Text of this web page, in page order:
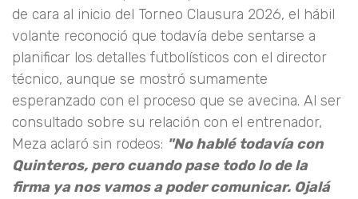
de cara al inicio del Torneo Clausura 2026, el hábil
volante reconoció que todavía debe sentarse a
planificar los detalles futbolísticos con el director
técnico, aunque se mostró sumamente
esperanzado con el proceso que se avecina. Al ser
consultado sobre su relación con el entrenador,
Meza aclaró sin rodeos: "No hablé todavía con
Quinteros, pero cuando pase todo lo de la
firma ya nos vamos a poder comunicar. Ojalá